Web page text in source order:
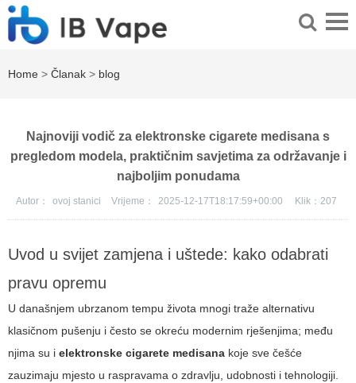
Home > Članak > blog
Najnoviji vodič za elektronske cigarete medisana s
pregledom modela, praktičnim savjetima za održavanje i
najboljim ponudama
Autor： ovoj stanici Vrijeme： 2025-12-17T18:17:59+00:00 Klik： 207
Uvod u svijet zamjena i uštede: kako odabrati
pravu opremu
U današnjem ubrzanom tempu života mnogi traže alternativu
klasičnom pušenju i često se okreću modernim rješenjima; među
njima su i elektronske cigarete medisana koje sve češće
zauzimaju mjesto u raspravama o zdravlju, udobnosti i tehnologiji.